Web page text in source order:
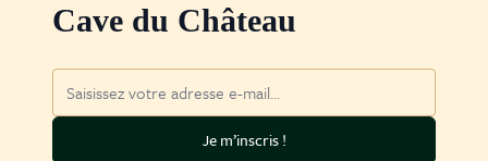
Cave du Château
Je m’inscris !